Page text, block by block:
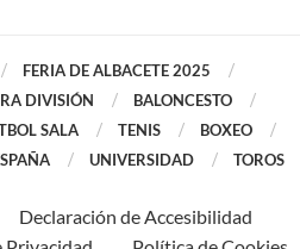
FERIA DE ALBACETE 2025
DIVISIÓN
BALONCESTO
SALA TENIS
BOXEO
UNIVERSIDAD TOROS
Declaración de Accesibilidad